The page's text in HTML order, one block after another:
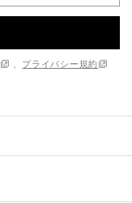
プライバシー規約